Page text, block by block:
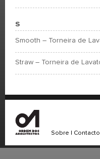
S
Smooth – Torneira de
Straw – Torneira de
Sobre